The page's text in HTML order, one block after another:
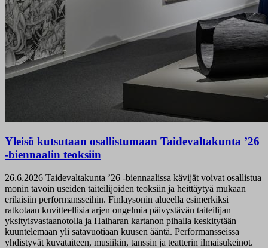
Yleisö kutsutaan osallistumaan Taidevaltakunta ’26
-biennaalin teoksiin
26.6.2026 Taidevaltakunta ’26 -biennaalissa kävijät voivat osallistua
monin tavoin useiden taiteilijoiden teoksiin ja heittäytyä mukaan
erilaisiin performansseihin. Finlaysonin alueella esimerkiksi
ratkotaan kuvitteellisia arjen ongelmia päivystävän taiteilijan
yksityisvastaanotolla ja Haiharan kartanon pihalla keskitytään
kuuntelemaan yli satavuotiaan kuusen ääntä. Performansseissa
yhdistyvät kuvataiteen, musiikin, tanssin ja teatterin ilmaisukeinot.